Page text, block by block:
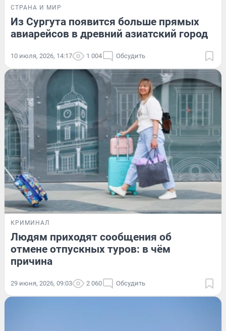
СТРАНА И МИР
Из Сургута появится больше прямых
авиарейсов в древний азиатский город
10 июля, 2026, 14:17 1 004 Обсудить
КРИМИНАЛ
Людям приходят сообщения об
отмене отпускных туров: в чём
причина
29 июня, 2026, 09:03 2 060 Обсудить